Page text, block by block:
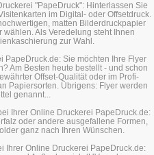
"PapeDruck": Hinterlassen Sie
im Digital- oder Offsetdruck.
matten Bilderdruckpapier
Als Veredelung steht Ihnen
zur Wahl.
PapeDruck.de: Sie möchten Ihre Flyer
Am Besten heute bestellt - und schon
Offset-Qualität oder im Profi-
Papiersorten. Übrigens: Flyer werden
genannt...
Ihrer Online Druckerei PapeDruck.de:
oder andere ausgefallene Formen,
ganz nach Ihren Wünschen.
Ihrer Online Druckerei PapeDruck.de: